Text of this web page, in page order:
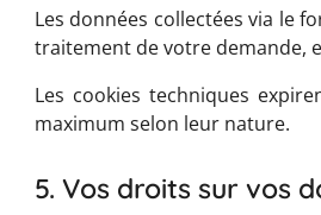
Les données collectées via le
traitement de votre demande,
Les cookies techniques
maximum selon leur nature.
5. Vos droits sur vos